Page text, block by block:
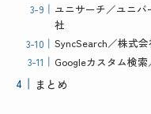
ユニサーチ／ユニ
社
SyncSearch／株式
Googleカスタム検
まとめ